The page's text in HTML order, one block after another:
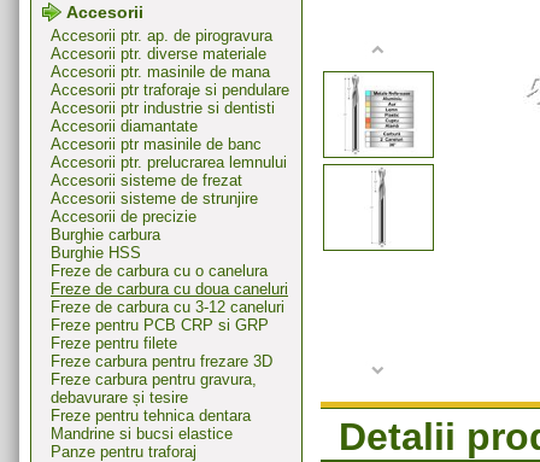
Accesorii
Accesorii ptr. ap. de pirogravura
Accesorii ptr. diverse materiale
Accesorii ptr. masinile de mana
Accesorii ptr traforaje si pendulare
Accesorii ptr industrie si dentisti
Accesorii diamantate
Accesorii ptr masinile de banc
Accesorii ptr. prelucrarea lemnului
Accesorii sisteme de frezat
Accesorii sisteme de strunjire
Accesorii de precizie
Burghie carbura
Burghie HSS
Freze de carbura cu o canelura
Freze de carbura cu doua caneluri
Freze de carbura cu 3-12 caneluri
Freze pentru PCB CRP si GRP
Freze pentru filete
Freze carbura pentru frezare 3D
Freze carbura pentru gravura,
debavurare și tesire
Freze pentru tehnica dentara
Mandrine si bucsi elastice
Panze pentru traforaj
Detalii